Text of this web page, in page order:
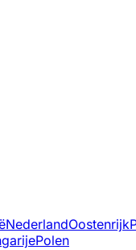
NederlandOostenrijk
Polen